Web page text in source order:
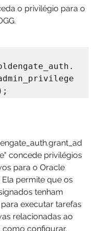
o privilégio para o
concede privilégios
para o Oracle
Ela permite que os
tenham
executar tarefas
relacionadas ao
como configurar,